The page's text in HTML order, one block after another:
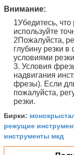
Внимание:
1Убедитесь,
используйте
2Пожалуйста,
глубину резки в
условиями
3. Условия
надвигания
фрезы). Если
пожалуйста,
резки.
Бирки:
режущие
инструменты мкд